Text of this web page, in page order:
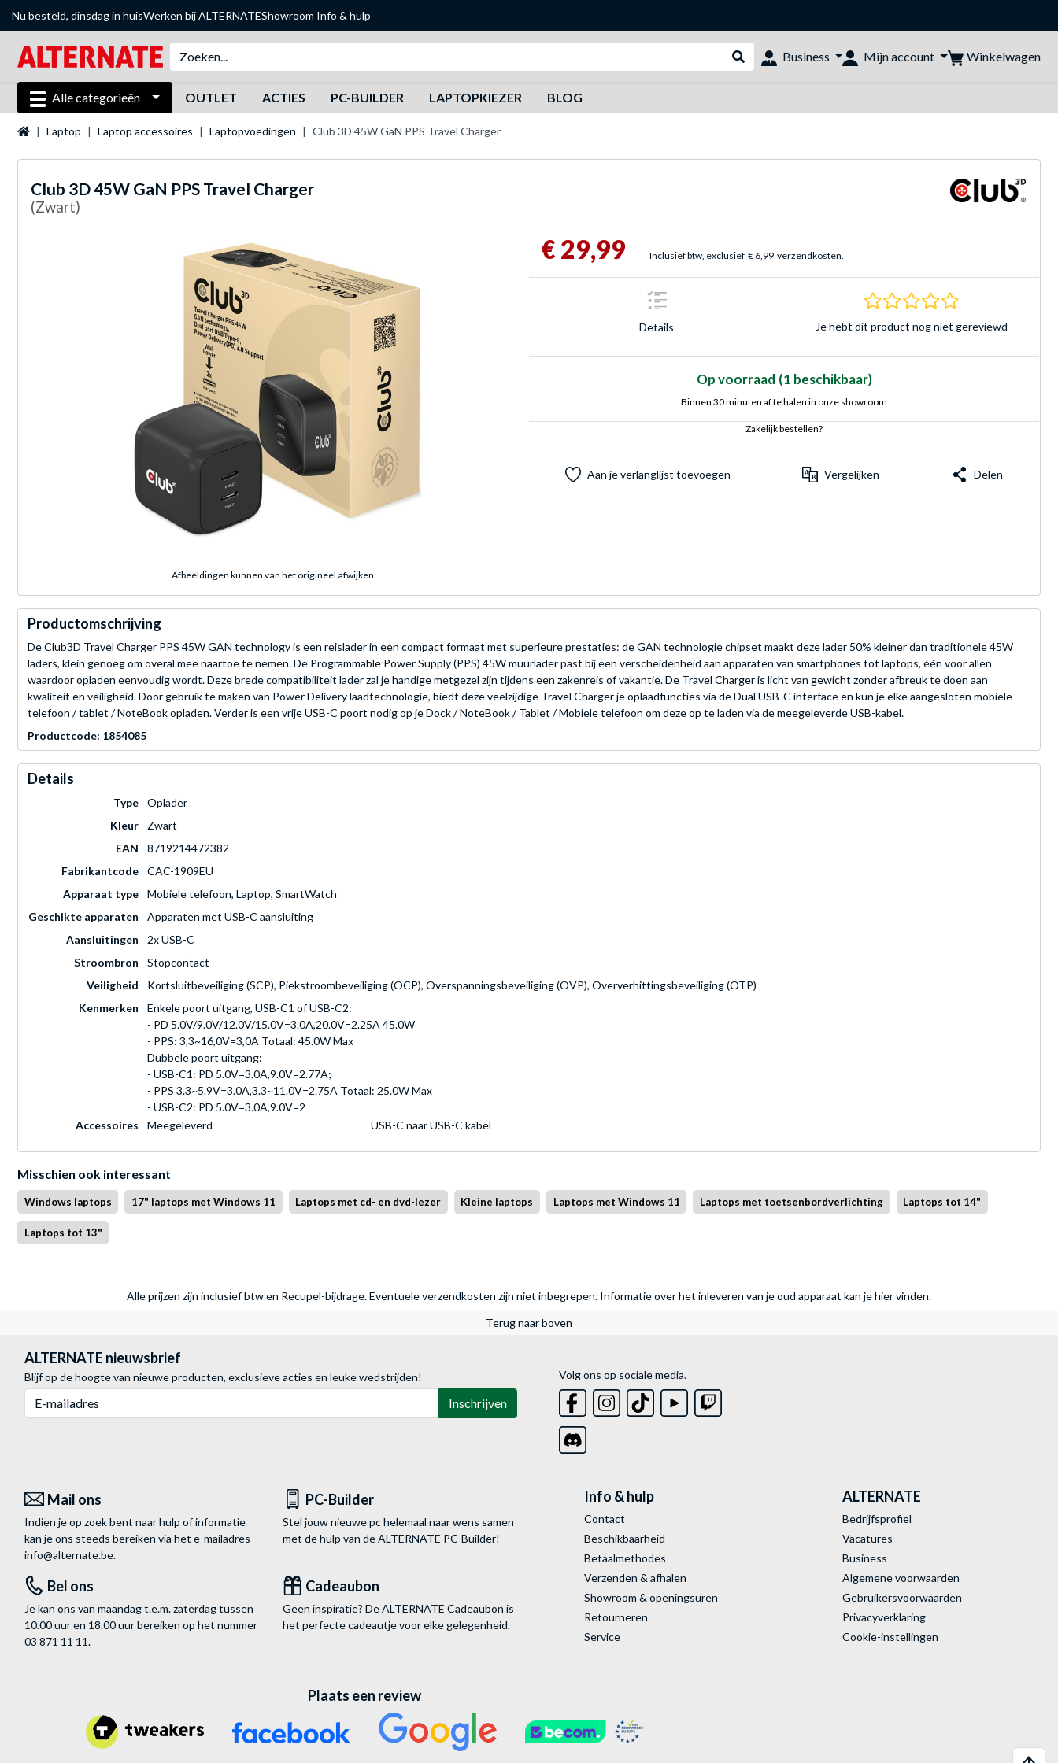
Nu besteld, dinsdag in huisWerken bij ALTERNATEShowroom Info & hulp
Webshop doorzoeken
Business Mijn account Winkelwagen
Alle categorieën OUTLET ACTIES PC-BUILDER LAPTOPKIEZER BLOG
Startpagina
Laptop Laptop accessoires Laptopvoedingen Club 3D 45W GaN PPS Travel Charger
Club 3D45W GaN PPS Travel Charger
(Zwart)
Afbeeldingen kunnen van het origineel afwijken.
€ 29,99 Inclusief btw, exclusief € 6,99 verzendkosten.
Details
0.0 sterren
Je hebt dit product nog niet gereviewd
Op voorraad (1 beschikbaar)
Binnen 30 minuten af te halen in onze showroom
Zakelijk bestellen?
Aan je verlanglijst toevoegen Vergelijken Delen
Productomschrijving
De Club3D Travel Charger PPS 45W GAN technology is een reislader in een compact formaat met superieure prestaties: de GAN technologie chipset maakt deze lader 50% kleiner dan traditionele 45W
laders, klein genoeg om overal mee naartoe te nemen. De Programmable Power Supply (PPS) 45W muurlader past bij een verscheidenheid aan apparaten van smartphones tot laptops, één voor allen
waardoor opladen eenvoudig wordt. Deze brede compatibiliteit lader zal je handige metgezel zijn tijdens een zakenreis of vakantie. De Travel Charger is licht van gewicht zonder afbreuk te doen aan
kwaliteit en veiligheid. Door gebruik te maken van Power Delivery laadtechnologie, biedt deze veelzijdige Travel Charger je oplaadfuncties via de Dual USB-C interface en kun je elke aangesloten mobiele
telefoon / tablet / NoteBook opladen. Verder is een vrije USB-C poort nodig op je Dock / NoteBook / Tablet / Mobiele telefoon om deze op te laden via de meegeleverde USB-kabel.
Productcode: 1854085
Details
Type
Oplader
Kleur
Zwart
EAN
8719214472382
Fabrikantcode
CAC-1909EU
Apparaat type
Mobiele telefoon, Laptop, SmartWatch
Geschikte apparaten
Apparaten met USB-C aansluiting
Aansluitingen
2x USB-C
Stroombron
Stopcontact
Veiligheid
Kortsluitbeveiliging (SCP), Piekstroombeveiliging (OCP), Overspanningsbeveiliging (OVP), Oververhittingsbeveiliging (OTP)
Kenmerken
Enkele poort uitgang, USB-C1 of USB-C2:
- PD 5.0V/9.0V/12.0V/15.0V=3.0A,20.0V=2.25A 45.0W
- PPS: 3,3~16,0V=3,0A Totaal: 45.0W Max
Dubbele poort uitgang:
- USB-C1: PD 5.0V=3.0A,9.0V=2.77A;
- PPS 3.3~5.9V=3.0A,3.3~11.0V=2.75A Totaal: 25.0W Max
- USB-C2: PD 5.0V=3.0A,9.0V=2
Accessoires
Meegeleverd USB-C naar USB-C kabel
Misschien ook interessant
Windows laptops 17" laptops met Windows 11 Laptops met cd- en dvd-lezer Kleine laptops Laptops met Windows 11 Laptops met toetsenbordverlichting Laptops tot 14"
Laptops tot 13"
Alle prijzen zijn inclusief btw en Recupel-bijdrage. Eventuele verzendkosten zijn niet inbegrepen. Informatie over het inleveren van je oud apparaat kan je hier vinden.
Terug naar boven
ALTERNATE nieuwsbrief
Blijf op de hoogte van nieuwe producten, exclusieve acties en leuke wedstrijden!
Inschrijven
Volg ons op sociale media.
Mail ons
Indien je op zoek bent naar hulp of informatie
kan je ons steeds bereiken via het e-mailadres
info@alternate.be.
PC-Builder
Stel jouw nieuwe pc helemaal naar wens samen
met de hulp van de ALTERNATE PC-Builder!
Bel ons
Je kan ons van maandag t.e.m. zaterdag tussen
10.00 uur en 18.00 uur bereiken op het nummer
03 871 11 11.
Cadeaubon
Geen inspiratie? De ALTERNATE Cadeaubon is
het perfecte cadeautje voor elke gelegenheid.
Info & hulp
Contact
Beschikbaarheid
Betaalmethodes
Verzenden & afhalen
Showroom & openingsuren
Retourneren
Service
ALTERNATE
Bedrijfsprofiel
Vacatures
Business
Algemene voorwaarden
Gebruikersvoorwaarden
Privacyverklaring
Cookie-instellingen
Plaats een review